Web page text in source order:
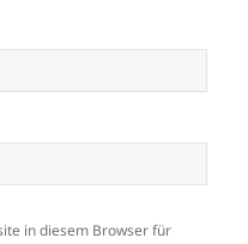
in diesem Browser für